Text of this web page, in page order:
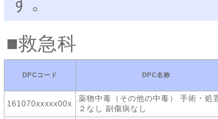
救急科
DPCコード DPC名称
161070xxxxx00x
薬物中毒（その他の中毒） 手術・処
２なし 副傷病なし